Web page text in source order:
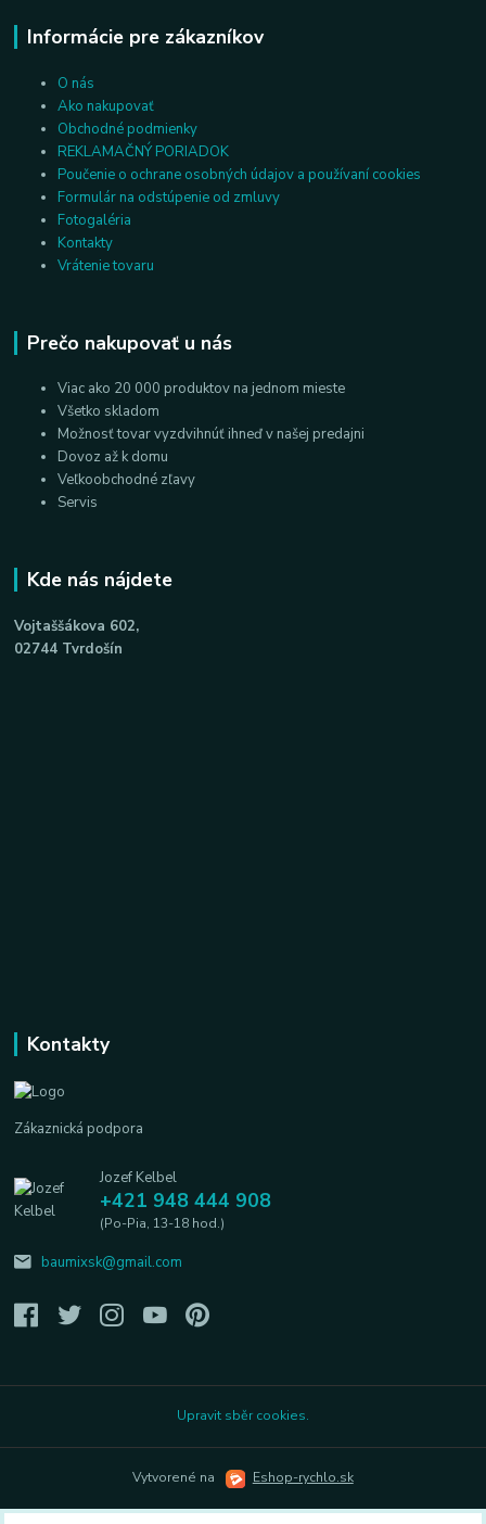
Informácie pre zákazníkov
O nás
Ako nakupovať
Obchodné podmienky
REKLAMAČNÝ PORIADOK
Poučenie o ochrane osobných údajov a používaní cookies
Formulár na odstúpenie od zmluvy
Fotogaléria
Kontakty
Vrátenie tovaru
Prečo nakupovať u nás
Viac ako 20 000 produktov na jednom mieste
Všetko skladom
Možnosť tovar vyzdvihnúť ihneď v našej predajni
Dovoz až k domu
Veľkoobchodné zľavy
Servis
Kde nás nájdete
Vojtaššákova 602,
02744 Tvrdošín
Kontakty
Zákaznická podpora
Jozef Kelbel
+421 948 444 908
(Po-Pia, 13-18 hod.)
baumixsk@gmail.com
Upravit sběr cookies.
Vytvorené na Eshop-rychlo.sk